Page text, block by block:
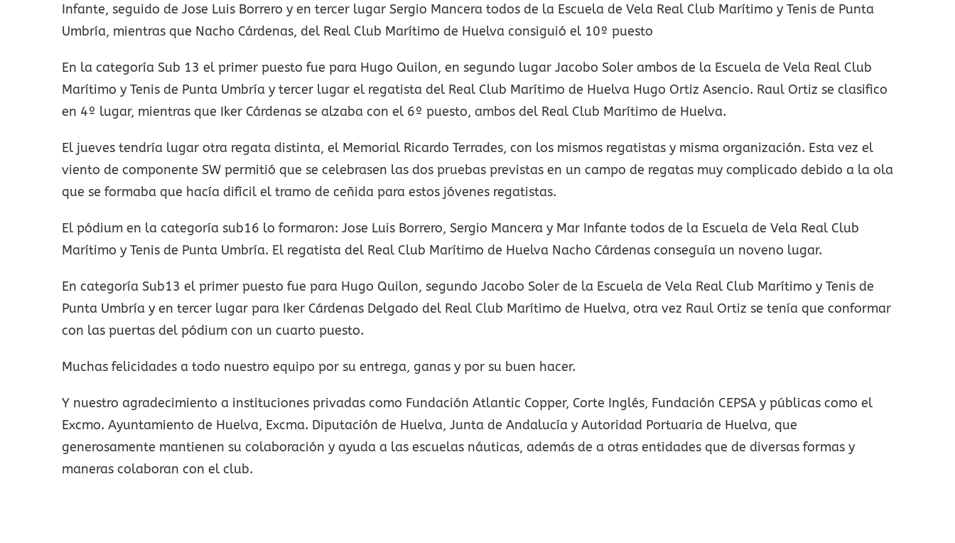
Infante, seguido de Jose Luis Borrero y en tercer lugar Sergio Mancera todos de la Escuela de Vela Real Club Marítimo y Tenis de Punta
Umbría, mientras que Nacho Cárdenas, del Real Club Marítimo de Huelva consiguió el 10º puesto
En la categoría Sub 13 el primer puesto fue para Hugo Quilon, en segundo lugar Jacobo Soler ambos de la Escuela de Vela Real Club
Marítimo y Tenis de Punta Umbría y tercer lugar el regatista del Real Club Marítimo de Huelva Hugo Ortiz Asencio. Raul Ortiz se clasifico
en 4º lugar, mientras que Iker Cárdenas se alzaba con el 6º puesto, ambos del Real Club Marítimo de Huelva.
El jueves tendría lugar otra regata distinta, el Memorial Ricardo Terrades, con los mismos regatistas y misma organización. Esta vez el
viento de componente SW permitió que se celebrasen las dos pruebas previstas en un campo de regatas muy complicado debido a la ola
que se formaba que hacía difícil el tramo de ceñida para estos jóvenes regatistas.
El pódium en la categoría sub16 lo formaron: Jose Luis Borrero, Sergio Mancera y Mar Infante todos de la Escuela de Vela Real Club
Marítimo y Tenis de Punta Umbría. El regatista del Real Club Marítimo de Huelva Nacho Cárdenas conseguía un noveno lugar.
En categoría Sub13 el primer puesto fue para Hugo Quilon, segundo Jacobo Soler de la Escuela de Vela Real Club Marítimo y Tenis de
Punta Umbría y en tercer lugar para Iker Cárdenas Delgado del Real Club Marítimo de Huelva, otra vez Raul Ortiz se tenía que conformar
con las puertas del pódium con un cuarto puesto.
Muchas felicidades a todo nuestro equipo por su entrega, ganas y por su buen hacer.
Y nuestro agradecimiento a instituciones privadas como Fundación Atlantic Copper, Corte Inglés, Fundación CEPSA y públicas como el
Excmo. Ayuntamiento de Huelva, Excma. Diputación de Huelva, Junta de Andalucía y Autoridad Portuaria de Huelva, que
generosamente mantienen su colaboración y ayuda a las escuelas náuticas, además de a otras entidades que de diversas formas y
maneras colaboran con el club.